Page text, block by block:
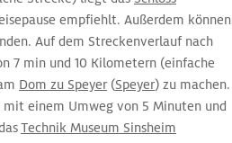
empfiehlt. Außerdem können
Auf dem Streckenverlauf nach
7 min und 10 Kilometern (einfache
Dom zu Speyer(Speyer) zu machen.
einem Umweg von 5 Minuten und
Technik Museum Sinsheim